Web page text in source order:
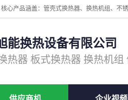
能换热设备有限公司